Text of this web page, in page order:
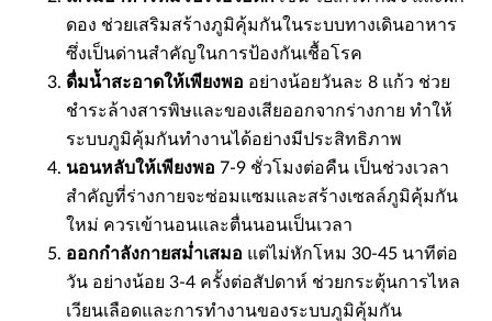
ดอง ช่วยเสริมสร้างภูมิคุ้มกันในระบบทางเดินอาหาร
ซึ่งเป็นด่านสำคัญในการป้องกันเชื้อโรค
ดื่มน้ำสะอาดให้เพียงพอ อย่างน้อยวันละ 8 แก้ว ช่วย
ชำระล้างสารพิษและของเสียออกจากร่างกาย ทำให้
ระบบภูมิคุ้มกันทำงานได้อย่างมีประสิทธิภาพ
นอนหลับให้เพียงพอ 7-9 ชั่วโมงต่อคืน เป็นช่วงเวลา
สำคัญที่ร่างกายจะซ่อมแซมและสร้างเซลล์ภูมิคุ้มกัน
ใหม่ ควรเข้านอนและตื่นนอนเป็นเวลา
ออกกำลังกายสม่ำเสมอ แต่ไม่หักโหม 30-45 นาทีต่อ
วัน อย่างน้อย 3-4 ครั้งต่อสัปดาห์ ช่วยกระตุ้นการไหล
เวียนเลือดและการทำงานของระบบภูมิคุ้มกัน